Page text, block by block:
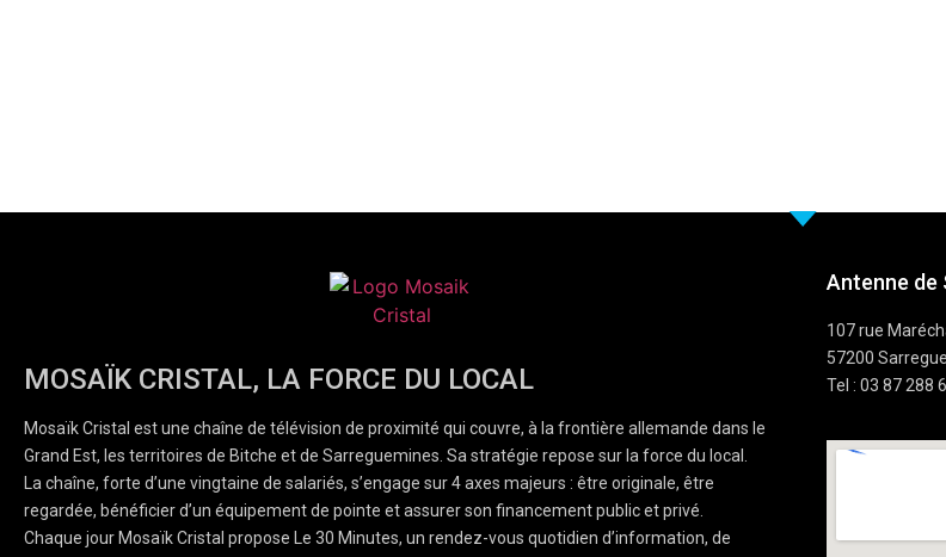
MOSAÏK CRISTAL, LA FORCE DU LOCAL
Mosaïk Cristal est une chaîne de télévision de proximité qui couvre, à la frontière allemande dans le
Grand Est, les territoires de Bitche et de Sarreguemines. Sa stratégie repose sur la force du local.
La chaîne, forte d’une vingtaine de salariés, s’engage sur 4 axes majeurs : être originale, être
regardée, bénéficier d’un équipement de pointe et assurer son financement public et privé.
Chaque jour Mosaïk Cristal propose Le 30 Minutes, un rendez-vous quotidien d’information, de
Antenne de
107 rue
57200
Tel : 03 87 288